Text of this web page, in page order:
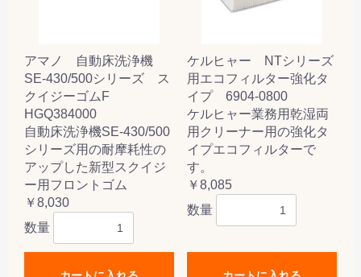
アマノ 自動床洗浄機
SE-430/500シリーズ ス
クイジーゴムF
HGQ384000
自動床洗浄機SE-430/500
シリーズ用の耐摩耗性の
アップした新型スクイジ
ー用フロントゴム
￥8,030
数量
ケルヒャー NTシリーズ
用エコフィルター強化タ
イプ 6904-0800
ケルヒャー業務用乾湿両
用クリーナー用の強化タ
イプエコフィルターで
す。
￥8,085
数量